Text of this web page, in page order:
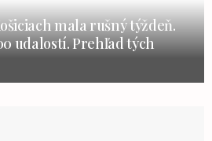
mala rušný týždeň.
udalostí. Prehľad tých